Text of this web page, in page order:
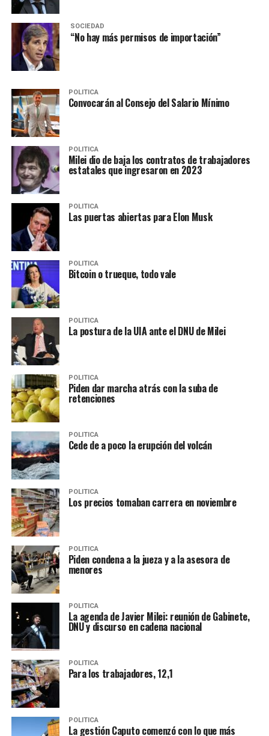
SOCIEDAD
“No hay más permisos de importación”
POLITICA
Convocarán al Consejo del Salario Mínimo
POLITICA
Milei dio de baja los contratos de trabajadores
estatales que ingresaron en 2023
POLITICA
Las puertas abiertas para Elon Musk
POLITICA
Bitcoin o trueque, todo vale
POLITICA
La postura de la UIA ante el DNU de Milei
POLITICA
Piden dar marcha atrás con la suba de
retenciones
POLITICA
Cede de a poco la erupción del volcán
POLITICA
Los precios tomaban carrera en noviembre
POLITICA
Piden condena a la jueza y a la asesora de
menores
POLITICA
La agenda de Javier Milei: reunión de Gabinete,
DNU y discurso en cadena nacional
POLITICA
Para los trabajadores, 12,1
POLITICA
La gestión Caputo comenzó con lo que más